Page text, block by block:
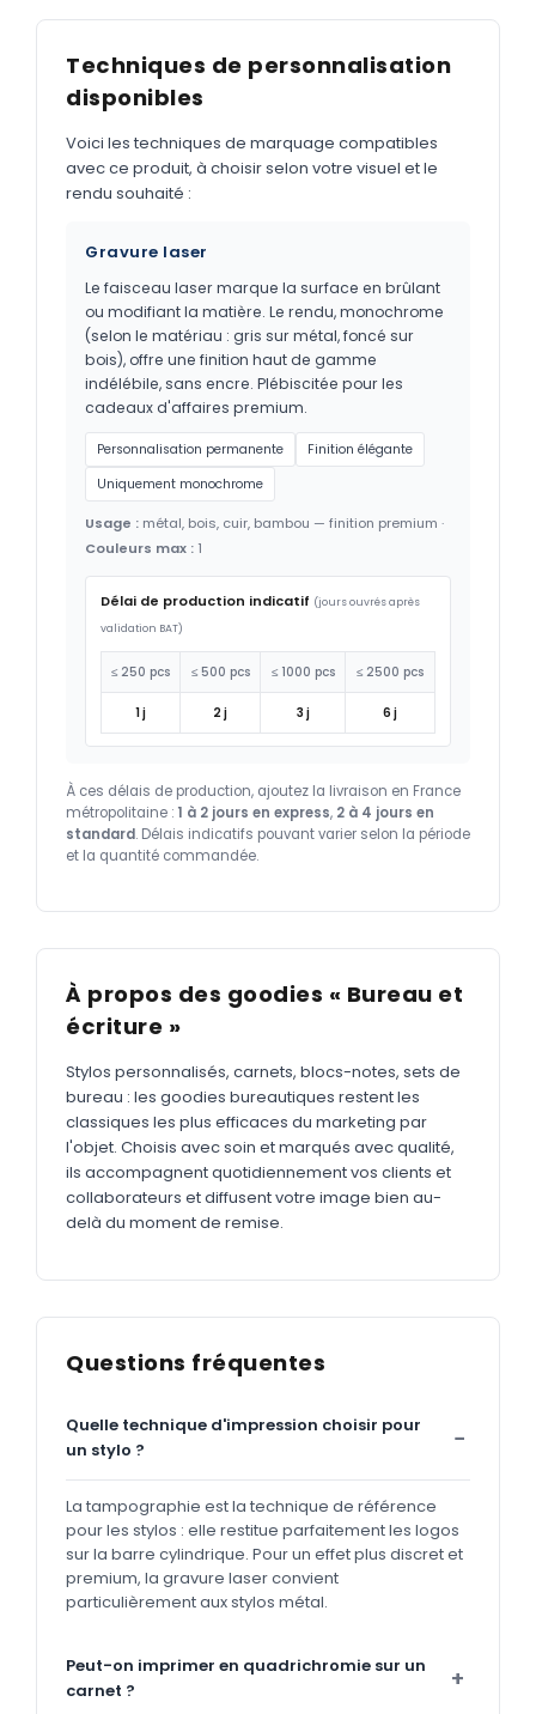
Techniques de personnalisation
disponibles
Voici les techniques de marquage compatibles
avec ce produit, à choisir selon votre visuel et le
rendu souhaité :
Gravure laser
Le faisceau laser marque la surface en brûlant
ou modifiant la matière. Le rendu, monochrome
(selon le matériau : gris sur métal, foncé sur
bois), offre une finition haut de gamme
indélébile, sans encre. Plébiscitée pour les
cadeaux d'affaires premium.
Personnalisation permanente
Finition élégante
Uniquement monochrome
Usage : métal, bois, cuir, bambou — finition premium ·
Couleurs max : 1
Délai de production indicatif (jours ouvrés après
validation BAT)
≤ 250 pcs ≤ 500 pcs ≤ 1000 pcs ≤ 2500 pcs
1 j 2 j 3 j 6 j
À ces délais de production, ajoutez la livraison en France
métropolitaine : 1 à 2 jours en express, 2 à 4 jours en
standard. Délais indicatifs pouvant varier selon la période
et la quantité commandée.
À propos des goodies « Bureau et
écriture »
Stylos personnalisés, carnets, blocs-notes, sets de
bureau : les goodies bureautiques restent les
classiques les plus efficaces du marketing par
l'objet. Choisis avec soin et marqués avec qualité,
ils accompagnent quotidiennement vos clients et
collaborateurs et diffusent votre image bien au-
delà du moment de remise.
Questions fréquentes
Quelle technique d'impression choisir pour
un stylo ?
La tampographie est la technique de référence
pour les stylos : elle restitue parfaitement les logos
sur la barre cylindrique. Pour un effet plus discret et
premium, la gravure laser convient
particulièrement aux stylos métal.
Peut-on imprimer en quadrichromie sur un
carnet ?